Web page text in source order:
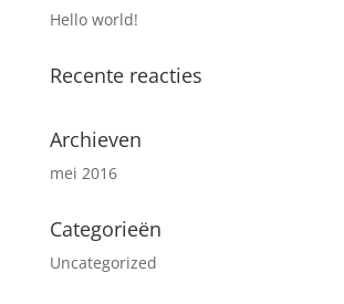
Hello world!
Recente reacties
Archieven
mei 2016
Categorieën
Uncategorized